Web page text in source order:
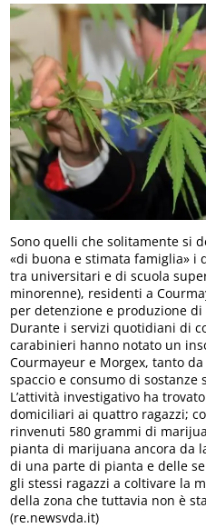
Sono quelli che solitamente si
«di buona e stimata famiglia» i
tra universitari e di scuola
minorenne), residenti a
per detenzione e produzione
Durante i servizi quotidiani di
carabinieri hanno notato un
Courmayeur e Morgex, tanto
spaccio e consumo di sostanze
L’attività investigativo ha
domiciliari ai quattro ragazzi;
rinvenuti 580 grammi di
pianta di marijuana ancora da
di una parte di pianta e delle
gli stessi ragazzi a coltivare la
della zona che tuttavia non è
(re.newsvda.it)